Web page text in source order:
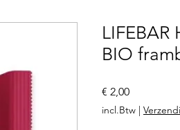
BIO
€ 2,00Prijs
incl.Btw |